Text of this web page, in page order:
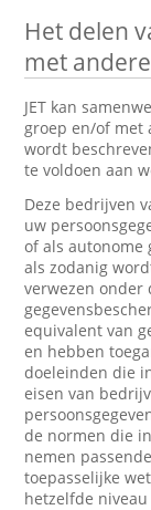
Het delen
met
JET kan
groep en/of met
wordt
te voldoen aan
Deze bedrijven
uw
of als autonome
als zodanig
verwezen onder
equivalent van
en hebben
doeleinden die
eisen van
de normen die
nemen
toepasselijke
hetzelfde